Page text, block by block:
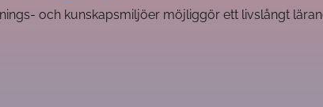
och kunskapsmiljöer möjliggör ett livslångt